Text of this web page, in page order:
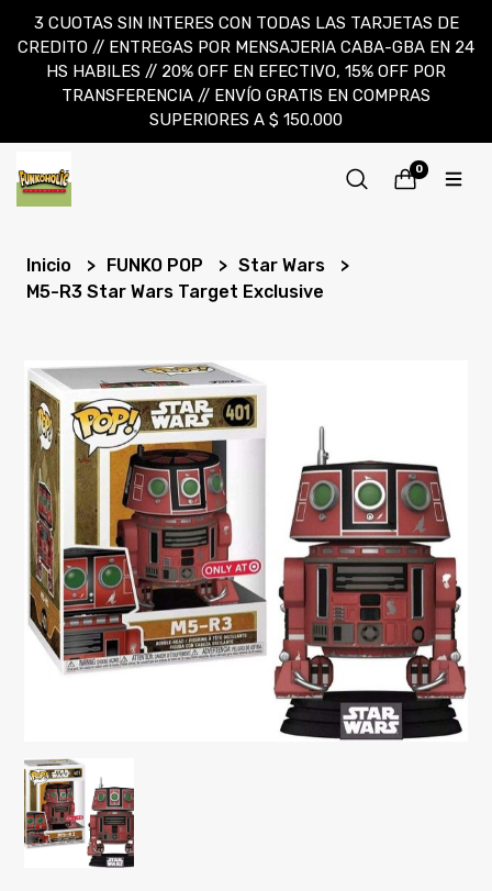
3 CUOTAS SIN INTERES CON TODAS LAS TARJETAS DE
CREDITO // ENTREGAS POR MENSAJERIA CABA-GBA EN 24
HS HABILES // 20% OFF EN EFECTIVO, 15% OFF POR
TRANSFERENCIA // ENVÍO GRATIS EN COMPRAS
SUPERIORES A $ 150.000
0
Inicio FUNKO POP
Star Wars
M5-R3 Star Wars Target Exclusive